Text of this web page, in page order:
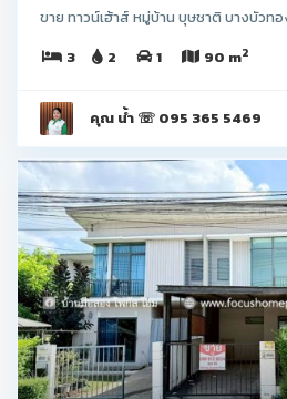
ขาย ทาวน์เฮ้าส์ หมู่บ้าน บุษชาติ บางบัวทอ
3
2 1 90 m2
คุณ น้ำ ☏ 095 365 5469